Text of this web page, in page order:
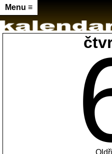
Menu ≡